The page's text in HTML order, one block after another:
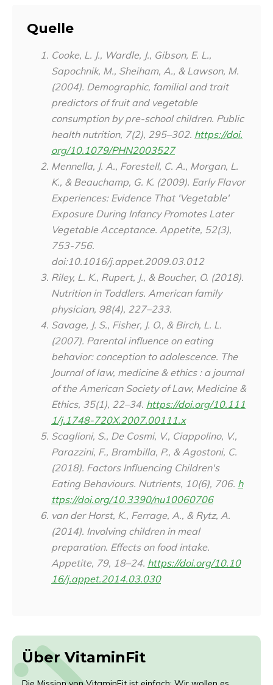
Quelle
Cooke, L. J., Wardle, J., Gibson, E. L.,
Sapochnik, M., Sheiham, A., & Lawson, M.
(2004). Demographic, familial and trait
predictors of fruit and vegetable
consumption by pre-school children. Public
health nutrition, 7(2), 295–302. https://doi.
org/10.1079/PHN2003527
Mennella, J. A., Forestell, C. A., Morgan, L.
K., & Beauchamp, G. K. (2009). Early Flavor
Experiences: Evidence That 'Vegetable'
Exposure During Infancy Promotes Later
Vegetable Acceptance. Appetite, 52(3),
753-756.
doi:10.1016/j.appet.2009.03.012
Riley, L. K., Rupert, J., & Boucher, O. (2018).
Nutrition in Toddlers. American family
physician, 98(4), 227–233.
Savage, J. S., Fisher, J. O., & Birch, L. L.
(2007). Parental influence on eating
behavior: conception to adolescence. The
Journal of law, medicine & ethics : a journal
of the American Society of Law, Medicine &
Ethics, 35(1), 22–34. https://doi.org/10.111
1/j.1748-720X.2007.00111.x
Scaglioni, S., De Cosmi, V., Ciappolino, V.,
Parazzini, F., Brambilla, P., & Agostoni, C.
(2018). Factors Influencing Children's
Eating Behaviours. Nutrients, 10(6), 706. h
ttps://doi.org/10.3390/nu10060706
van der Horst, K., Ferrage, A., & Rytz, A.
(2014). Involving children in meal
preparation. Effects on food intake.
Appetite, 79, 18–24. https://doi.org/10.10
16/j.appet.2014.03.030
Über VitaminFit